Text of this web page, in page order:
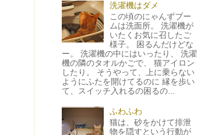
洗濯機はダメ
この頃のにゃんずブー
ムは洗面所。 洗濯機が
いたくお気に召したご
様子。 困るんだけどな
ー。 洗濯機の中にはいったり、 洗濯
機の隣のタオルかごで、 猫アイロン
したり。 そうやって、上に乗らない
ようにふたを開けてるのに 縁を歩い
て、スイッチ入れるの困るの...
ふわふわ
猫は、砂をかけて排泄
物を隠すという行動が